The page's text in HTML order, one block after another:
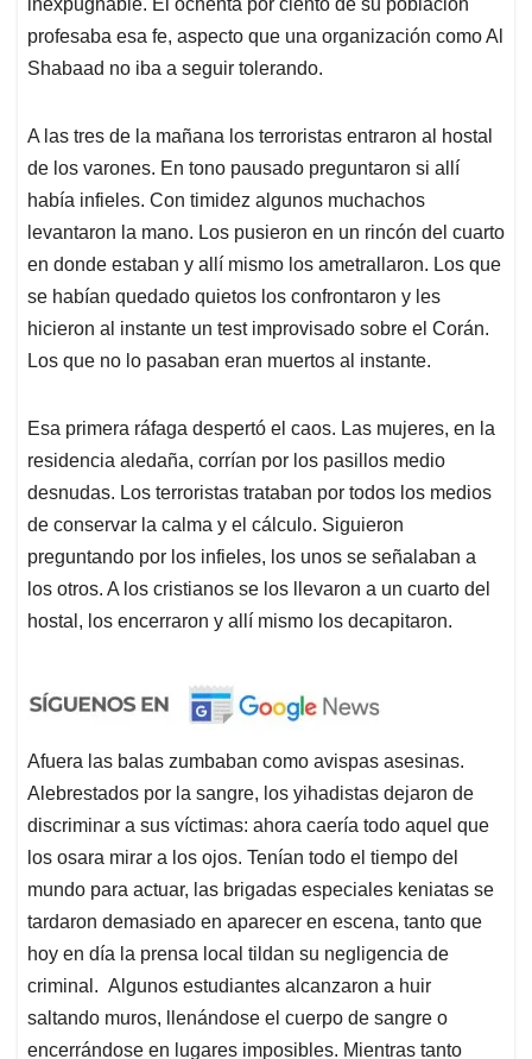
profesaba esa fe, aspecto que una organización como Al
Shabaad no iba a seguir tolerando.
A las tres de la mañana los terroristas entraron al hostal
de los varones. En tono pausado preguntaron si allí
había infieles. Con timidez algunos muchachos
levantaron la mano. Los pusieron en un rincón del cuarto
en donde estaban y allí mismo los ametrallaron. Los que
se habían quedado quietos los confrontaron y les
hicieron al instante un test improvisado sobre el Corán.
Los que no lo pasaban eran muertos al instante.
Esa primera ráfaga despertó el caos. Las mujeres, en la
residencia aledaña, corrían por los pasillos medio
desnudas. Los terroristas trataban por todos los medios
de conservar la calma y el cálculo. Siguieron
preguntando por los infieles, los unos se señalaban a
los otros. A los cristianos se los llevaron a un cuarto del
hostal, los encerraron y allí mismo los decapitaron.
Afuera las balas zumbaban como avispas asesinas.
Alebrestados por la sangre, los yihadistas dejaron de
discriminar a sus víctimas: ahora caería todo aquel que
los osara mirar a los ojos. Tenían todo el tiempo del
mundo para actuar, las brigadas especiales keniatas se
tardaron demasiado en aparecer en escena, tanto que
hoy en día la prensa local tildan su negligencia de
criminal. Algunos estudiantes alcanzaron a huir
saltando muros, llenándose el cuerpo de sangre o
encerrándose en lugares imposibles. Mientras tanto